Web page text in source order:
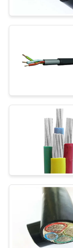
이
개
보
고무
지
제어